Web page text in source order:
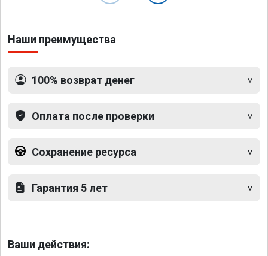
Наши преимущества
100% возврат денег
Оплата после проверки
Сохранение ресурса
Гарантия 5 лет
Ваши действия: